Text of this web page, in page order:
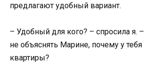
предлагают удобный вариант.
– Удобный для кого? – спросила я.
не объяснять Марине, почему у
квартиры?